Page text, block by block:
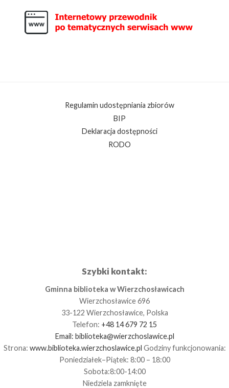
Regulamin udostępniania zbiorów
BIP
Deklaracja dostępności
RODO
Szybki kontakt:
Gminna biblioteka w Wierzchosławicach
Wierzchosławice 696
33-122 Wierzchosławice, Polska
Telefon: +48 14 679 72 15
Email: biblioteka@wierzchoslawice.pl
Strona: www.biblioteka.wierzchoslawice.pl Godziny funkcjonowania:
Poniedziałek–Piątek: 8:00 – 18:00
Sobota:8:00-14:00
Niedziela zamknięte